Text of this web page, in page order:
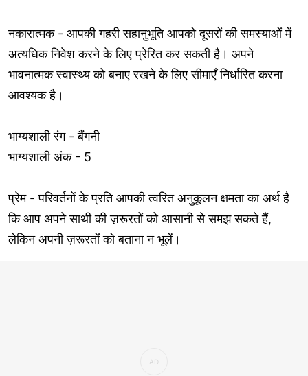
नकारात्मक - आपकी गहरी सहानुभूति आपको दूसरों की समस्याओं में
अत्यधिक निवेश करने के लिए प्रेरित कर सकती है। अपने
भावनात्मक स्वास्थ्य को बनाए रखने के लिए सीमाएँ निर्धारित करना
आवश्यक है।
भाग्यशाली रंग - बैंगनी
भाग्यशाली अंक - 5
प्रेम - परिवर्तनों के प्रति आपकी त्वरित अनुकूलन क्षमता का अर्थ है
कि आप अपने साथी की ज़रूरतों को आसानी से समझ सकते हैं,
लेकिन अपनी ज़रूरतों को बताना न भूलें।